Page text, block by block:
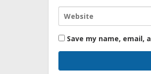
Save my name,